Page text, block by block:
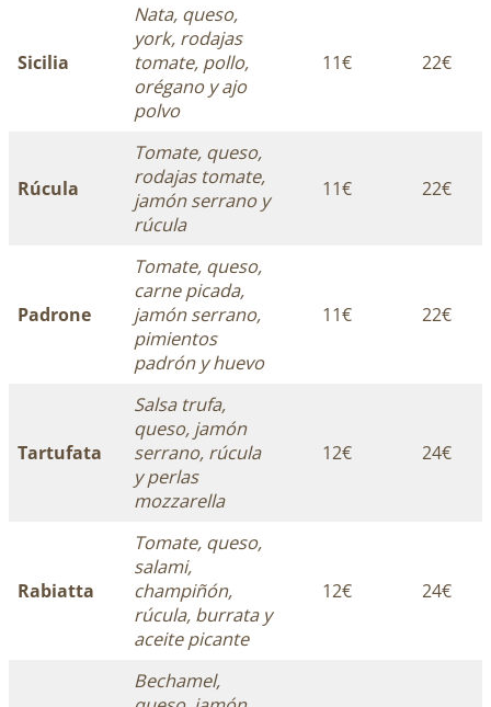
Sicilia
Nata, queso,
york, rodajas
tomate, pollo,
orégano y ajo
polvo
11€ 22€
Rúcula
Tomate, queso,
rodajas tomate,
jamón serrano y
rúcula
11€ 22€
Padrone
Tomate, queso,
carne picada,
jamón serrano,
pimientos
padrón y huevo
11€ 22€
Tartufata
Salsa trufa,
queso, jamón
serrano, rúcula
y perlas
mozzarella
12€ 24€
Rabiatta
Tomate, queso,
salami,
champiñón,
rúcula, burrata y
aceite picante
12€ 24€
Bechamel,